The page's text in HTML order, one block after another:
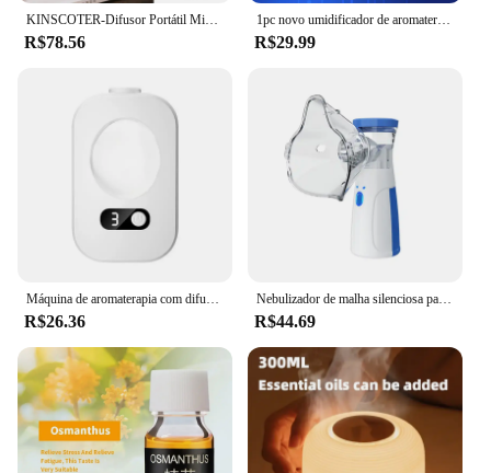
KINSCOTER-Difusor Portátil Mini Aroma, Umidificador de Ar USB, Óleo Essencial, Luz Noturna, Névoa Fria, Pulverizador para Presente Doméstico
R$78.56
1pc novo umidificador de aromaterapia de ar 180ml, máquina de aromaterapia de ar de umidificação de carro usb, dispositivo de hidratação de névoa nano-fina, grande volume de nevoeiro silencioso e não perturante, adequado para outros tipos de quarto de carro, escritórios escolares, sem baterias, uso alimentado por usb
R$29.99
Máquina de aromaterapia com difusor automático, fragrância de ar, purificador de ar, banheiro, aroma, dispensador de óleo essencial, umidificador
R$26.36
Nebulizador de malha silenciosa para crianças e adultos, USB Medical, portátil, inalador de asma, atomizador, saúde, mini umidificador portátil
R$44.69